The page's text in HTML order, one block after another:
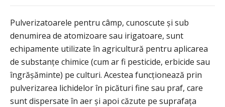
Pulverizatoarele pentru câmp, cunoscute și sub
denumirea de atomizoare sau irigatoare, sunt
echipamente utilizate în agricultură pentru aplicarea
de substanțe chimice (cum ar fi pesticide, erbicide sau
îngrășăminte) pe culturi. Acestea funcționează prin
pulverizarea lichidelor în picături fine sau praf, care
sunt dispersate în aer și apoi căzute pe suprafața